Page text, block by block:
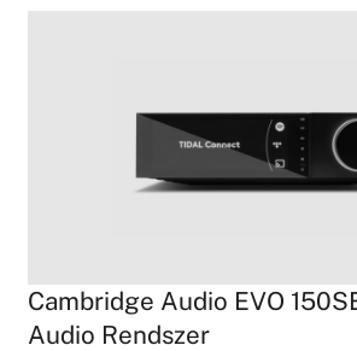
Cambridge Audio EVO
Audio Rendszer